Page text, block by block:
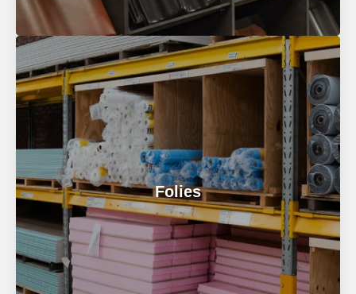
Dakpannen
Kies je voor traditionele keramische dakpannen, of
toch liever modern beton? Wat je bouwstijl ook is, bij
ons vind je zeker de juiste dakpannen. Ontdek al
onze dakpannen in deruwbouw showroom.
Bel voor meer informatie
Folies